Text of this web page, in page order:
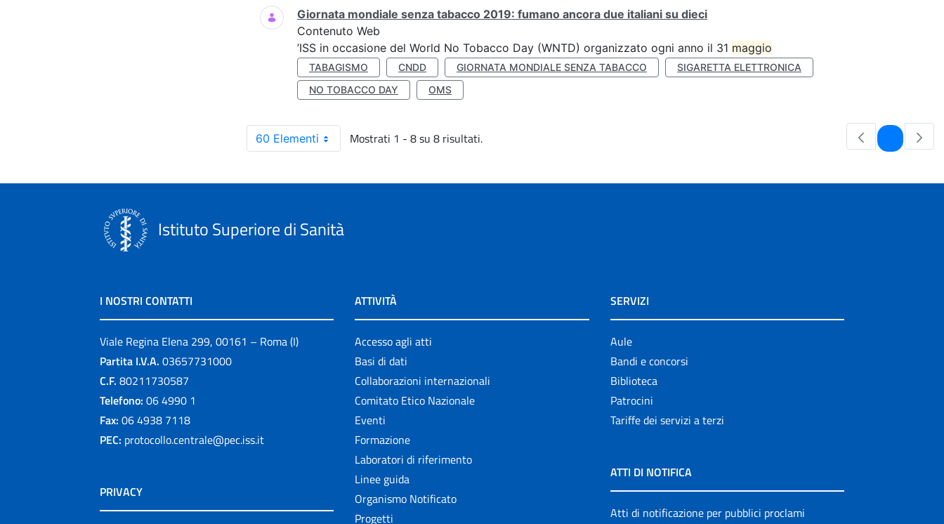
Giornata mondiale senza tabacco 2019: fumano ancora due italiani su dieci
Contenuto Web
’ISS in occasione del World No Tobacco Day (WNTD) organizzato ogni anno il 31 maggio
TABAGISMO CNDD GIORNATA MONDIALE SENZA TABACCO
SIGARETTA ELETTRONICA
NO TOBACCO DAY
OMS
60 Elementi Mostrati 1 - 8 su 8 risultati. Pagina
Istituto Superiore di Sanità
I NOSTRI CONTATTI
Viale Regina Elena 299, 00161 – Roma (I)
Partita I.V.A. 03657731000
C.F. 80211730587
Telefono: 06 4990 1
Fax: 06 4938 7118
PEC: protocollo.centrale@pec.iss.it
PRIVACY
ATTIVITÀ
Accesso agli atti
Basi di dati
Collaborazioni internazionali
Comitato Etico Nazionale
Eventi
Formazione
Laboratori di riferimento
Linee guida
Organismo Notificato
Progetti
SERVIZI
Aule
Bandi e concorsi
Biblioteca
Patrocini
Tariffe dei servizi a terzi
ATTI DI NOTIFICA
Atti di notificazione per pubblici proclami